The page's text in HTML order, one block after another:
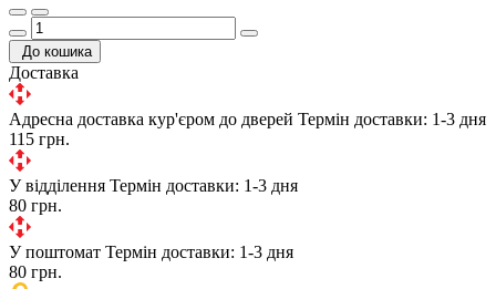
До кошика
Доставка
Адресна доставка кур'єром до дверей Термін доставки: 1-3 дня
115 грн.
У відділення Термін доставки: 1-3 дня
80 грн.
У поштомат Термін доставки: 1-3 дня
80 грн.